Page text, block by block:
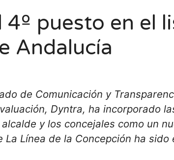
4º puesto en el
Andalucía
de Comunicación y
Dyntra, ha incorporado
y los concejales como un
Línea de la Concepción ha